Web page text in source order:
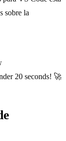
sobre la
20 seconds! 🚀